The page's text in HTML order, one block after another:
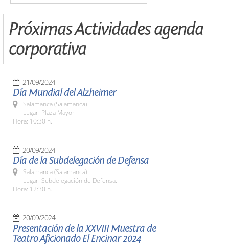
Próximas Actividades agenda
corporativa
21/09/2024
Día Mundial del Alzheimer
Salamanca (Salamanca)
Lugar: Plaza Mayor
Hora: 10:30 h.
20/09/2024
Día de la Subdelegación de Defensa
Salamanca (Salamanca)
Lugar: Subdelegación de Defensa.
Hora: 12:30 h.
20/09/2024
Presentación de la XXVIII Muestra de
Teatro Aficionado El Encinar 2024